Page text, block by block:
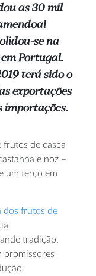
as 30 mil
se na
Portugal.
terá sido o
exportações
importações.
de casca
e noz –
um terço em
dos frutos de
tradição,
promissores